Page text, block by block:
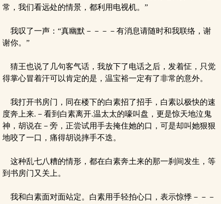
常，我们看远处的情景，都利用电视机。”
我叹了一声：“真幽默－－－－有消息请随时和我联络，谢
谢你。”
猜王也说了几句客气话，我放下了电话之后，发着怔，只觉
得掌心冒着汗可以肯定的是，温宝裕一定有了非常的意外。
我打开书房门，同在楼下的白素招了招手，白素以极快的速
度奔上来.－看到白素离开.温太太的嚎叫盘，更是惊天地泣鬼
神，胡说在－旁，正尝试用手去掩住她的口，可是却叫她狠狠
地咬了一口，痛得胡说摔手不迭。
这种乱七八糟的情形，都在白素奔土来的那一刹间发生，等
到书房门又关上。
我和白素面对面站定。白素用手轻拍心口，表示惊悸－－－